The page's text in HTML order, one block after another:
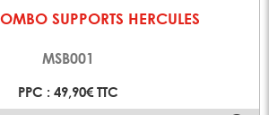
SUPPORTS HERCULES
MSB001
PPC : 49,90€ TTC